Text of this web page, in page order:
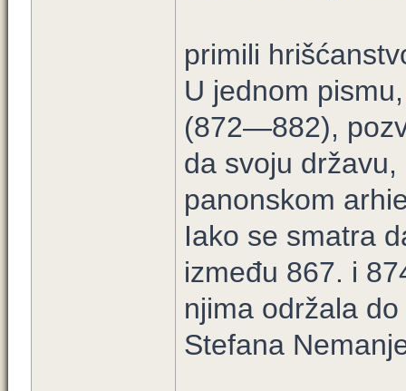
primili
U jednom
(872—882),
da svoju
panonskom
Iako se smatra
između 867. i
njima održala
Stefana